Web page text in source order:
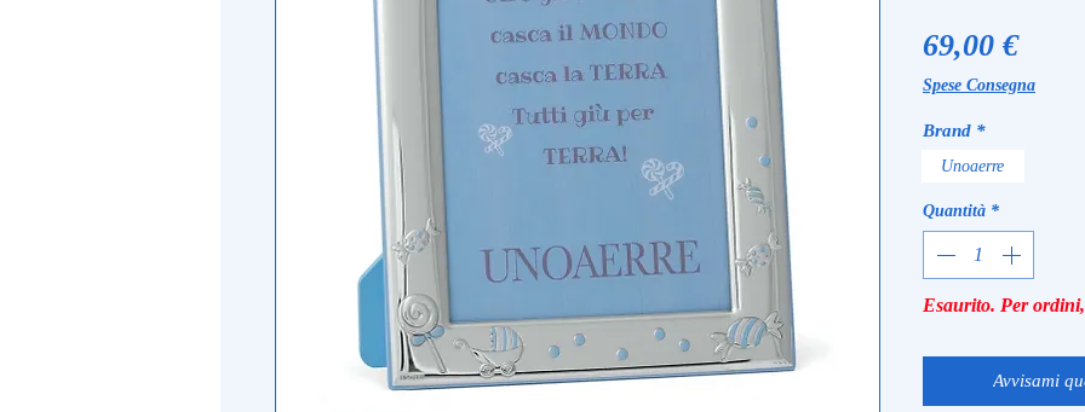
69,00 €
Spese Consegna
Brand *
Unoaerre
Quantità *
Esaurito. Per
Avvisami